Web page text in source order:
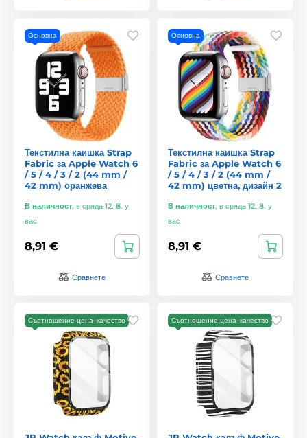
Основна
Текстилна каишка Strap
Fabric за Apple Watch 6
/ 5 / 4 / 3 / 2 (44 mm /
42 mm) оранжева
В наличност, в сряда 12. 8. у
вас
8,91 €
Сравнете
Основна
Текстилна каишка Strap
Fabric за Apple Watch 6
/ 5 / 4 / 3 / 2 (44 mm /
42 mm) цветна, дизайн 2
В наличност, в сряда 12. 8. у
вас
8,91 €
Сравнете
Съотношение цена–качество Съотношение цена–качество